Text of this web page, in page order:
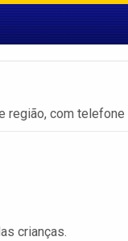
região, com
crianças.